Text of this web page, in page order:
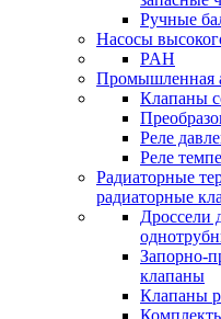
Ручные
Насосы
PAH
Промышленная
Клапаны
Реле
Реле
Радиаторные
радиаторные
Дроссели
Запорно-
клапаны
Клапаны